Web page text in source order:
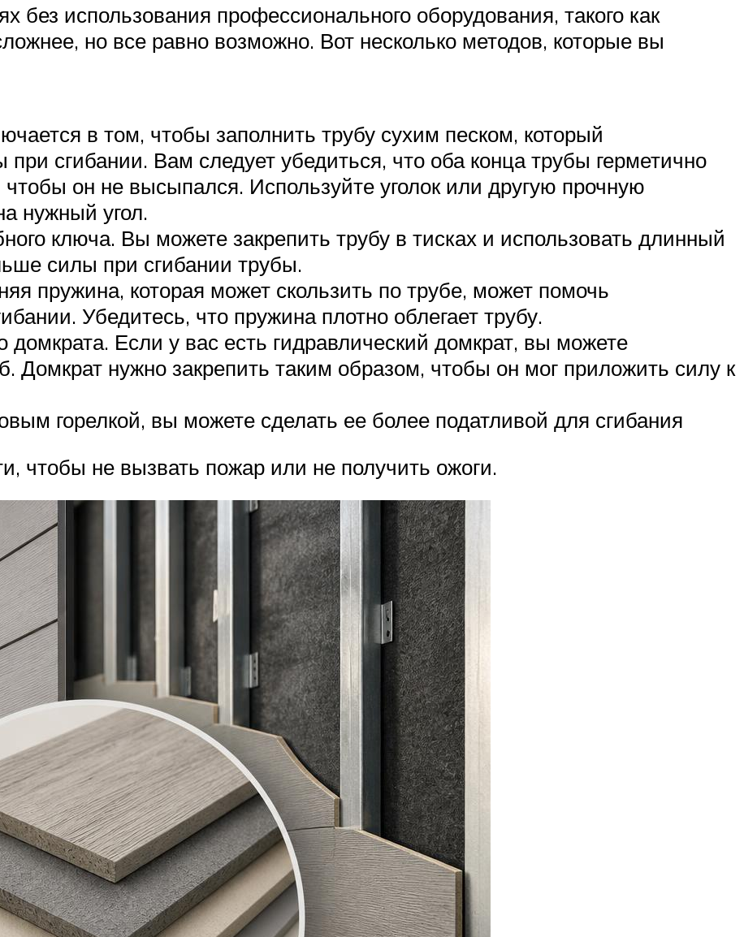
без использования профессионального оборудования, такого как
но все равно возможно. Вот несколько методов, которые вы
в том, чтобы заполнить трубу сухим песком, который
сгибании. Вам следует убедиться, что оба конца трубы герметично
он не высыпался. Используйте уголок или другую прочную
нужный угол.
ключа. Вы можете закрепить трубу в тисках и использовать длинный
силы при сгибании трубы.
пружина, которая может скользить по трубе, может помочь
Убедитесь, что пружина плотно облегает трубу.
домкрата. Если у вас есть гидравлический домкрат, вы можете
Домкрат нужно закрепить таким образом, чтобы он мог приложить силу к
горелкой, вы можете сделать ее более податливой для сгибания
чтобы не вызвать пожар или не получить ожоги.